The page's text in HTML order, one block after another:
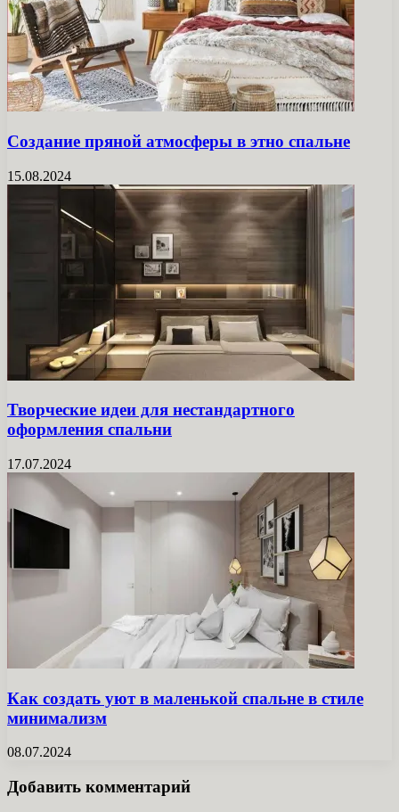
Создание пряной атмосферы в этно спальне
15.08.2024
Творческие идеи для нестандартного
оформления спальни
17.07.2024
Как создать уют в маленькой спальне в стиле
минимализм
08.07.2024
Добавить комментарий